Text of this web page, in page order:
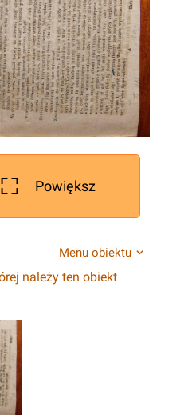
Powiększ
Menu obiektu
należy ten obiekt